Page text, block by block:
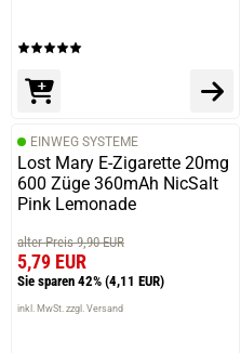
EINWEG SYSTEME
Lost Mary E-Zigarette 20mg
600 Züge 360mAh NicSalt
Pink Lemonade
alter Preis 9,90 EUR
5,79 EUR
Sie sparen 42% (4,11 EUR)
inkl. MwSt. zzgl. Versand